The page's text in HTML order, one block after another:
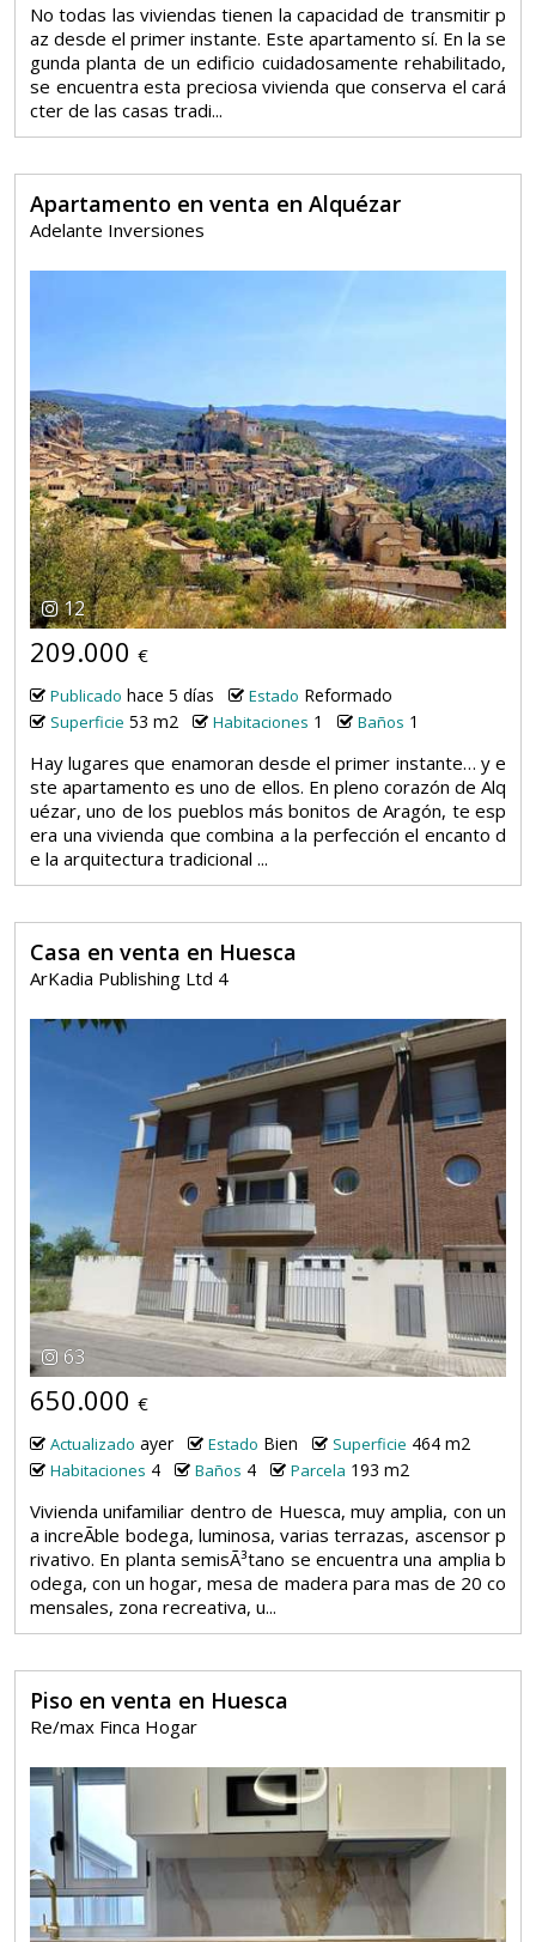
No todas las viviendas tienen la capacidad de transmitir p
az desde el primer instante. Este apartamento sí. En la se
gunda planta de un edificio cuidadosamente rehabilitado,
se encuentra esta preciosa vivienda que conserva el cará
cter de las casas tradi...
Apartamento en venta en Alquézar
Adelante Inversiones
12
209.000 €
Publicado hace 5 días Estado Reformado
Superficie 53 m2 Habitaciones 1 Baños 1
Hay lugares que enamoran desde el primer instante… y e
ste apartamento es uno de ellos. En pleno corazón de Alq
uézar, uno de los pueblos más bonitos de Aragón, te esp
era una vivienda que combina a la perfección el encanto d
e la arquitectura tradicional ...
Casa en venta en Huesca
ArKadia Publishing Ltd 4
63
650.000 €
Actualizado ayer Estado Bien Superficie 464 m2
Habitaciones 4 Baños 4 Parcela 193 m2
Vivienda unifamiliar dentro de Huesca, muy amplia, con un
a increÃ­ble bodega, luminosa, varias terrazas, ascensor p
rivativo. En planta semisÃ³tano se encuentra una amplia b
odega, con un hogar, mesa de madera para mas de 20 co
mensales, zona recreativa, u...
Piso en venta en Huesca
Re/max Finca Hogar